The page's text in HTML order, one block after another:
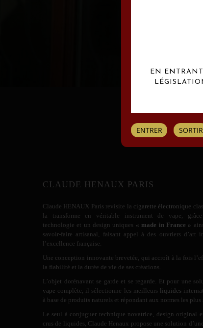
CLAUDE HENAUX PARIS
Claude HENAUX Paris revisite la cigarette électronique
la transforme en véritable instrument de vape,
technologie et un design uniques « made in France »
savoir-faire artisanal, faisant appel à des ouvriers d’art
l’excellence française.
Une conception innovante brevetée, qui accroît à la fois
la fiabilité et la durée de vie de ses créations.
L’objet dorénavant se garde et se regarde. Et pour une
vape complète, il sélectionne les meilleurs liquides
à base de produits naturels et répondant aux normes les plus
Le seul à conjuguer technique novatrice, design original
crus de liquides, Claude Henaux propose une solution
EN
ENTRER SORTIR